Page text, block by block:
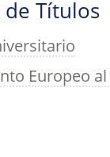
Títulos
Europeo al